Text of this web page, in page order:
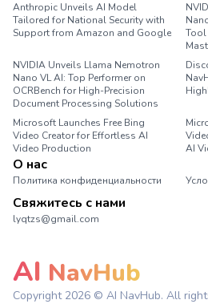
Anthropic Unveils AI Model
Tailored for National Security with
Support from Amazon and Google
Tool
NVIDIA Unveils Llama Nemotron
Nano VL AI: Top Performer on
OCRBench for High-Precision
Document Processing Solutions
Microsoft Launches Free Bing
Video Creator for Effortless AI
Video Production
AI
О нас
Политика конфиденциальности
Свяжитесь с нами
lyqtzs@gmail.com
AI NavHub
Copyright 2026 © AI NavHub. All